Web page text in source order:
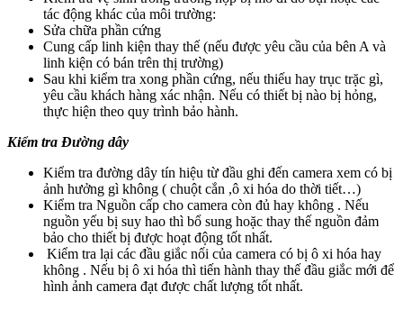
tác động khác của môi trường:
Sửa chữa phần cứng
Cung cấp linh kiện thay thế (nếu được yêu cầu của bên A và
linh kiện có bán trên thị trường)
Sau khi kiểm tra xong phần cứng, nếu thiếu hay trục trặc gì,
yêu cầu khách hàng xác nhận. Nếu có thiết bị nào bị hỏng,
thực hiện theo quy trình bảo hành.
Kiểm tra Đường dây
Kiểm tra đường dây tín hiệu từ đầu ghi đến camera xem có bị
ảnh hưởng gì không ( chuột cắn ,ô xi hóa do thời tiết…)
Kiểm tra Nguồn cấp cho camera còn đủ hay không . Nếu
nguồn yếu bị suy hao thì bổ sung hoặc thay thế nguồn đảm
bảo cho thiết bị được hoạt động tốt nhất.
Kiểm tra lại các đầu giắc nối của camera có bị ô xi hóa hay
không . Nếu bị ô xi hóa thì tiến hành thay thế đầu giắc mới để
hình ảnh camera đạt được chất lượng tốt nhất.